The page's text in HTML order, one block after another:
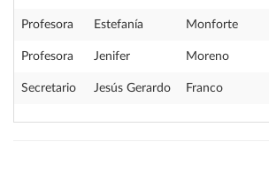
Profesora Estefanía Monforte
Profesora Jenifer Moreno
Secretario Jesús Gerardo Franco